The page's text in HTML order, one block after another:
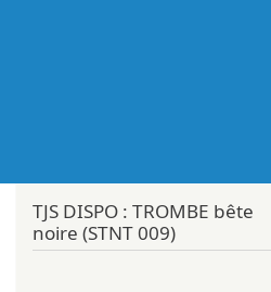
TJS DISPO : TROMBE bête
noire (STNT 009)